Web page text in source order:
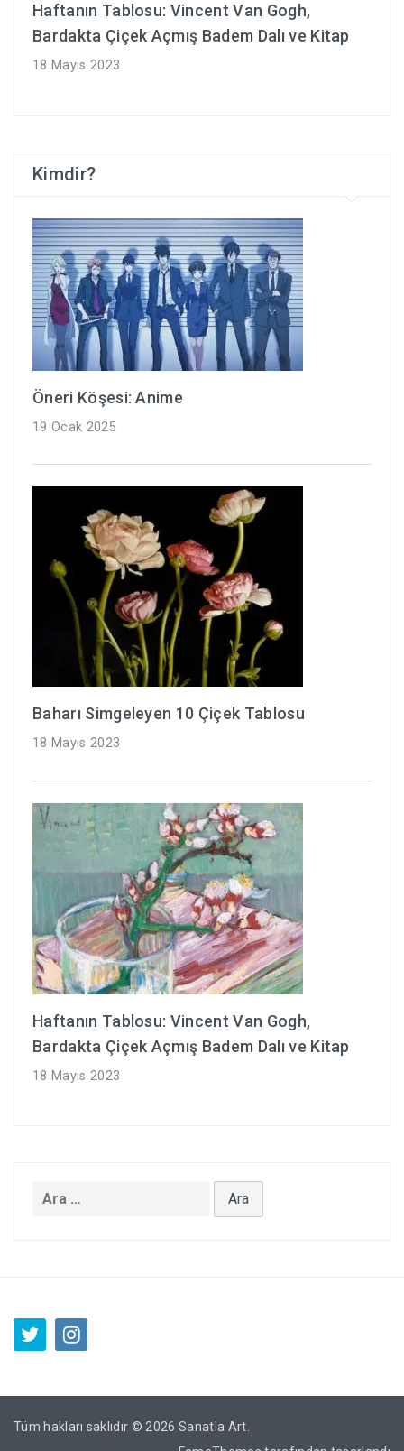
Haftanın Tablosu: Vincent Van Gogh,
Bardakta Çiçek Açmış Badem Dalı ve Kitap
18 Mayıs 2023
Kimdir?
Öneri Köşesi: Anime
19 Ocak 2025
Baharı Simgeleyen 10 Çiçek Tablosu
18 Mayıs 2023
Haftanın Tablosu: Vincent Van Gogh,
Bardakta Çiçek Açmış Badem Dalı ve Kitap
18 Mayıs 2023
Arama:
Tüm hakları saklıdır © 2026 Sanatla Art